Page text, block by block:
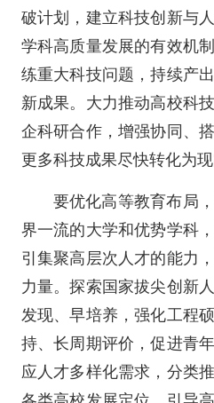
破计划，建立科技创新与
学科高质量发展的有效机
练重大科技问题，持续产
新成果。大力推动高校科
企科研合作，增强协同、
更多科技成果尽快转化为现
要优化高等教育布局
界一流的大学和优势学科
引集聚高层次人才的能力
力量。探索国家拔尖创新
发现、早培养，强化工程
持、长周期评价，促进青
应人才多样化需求，分类